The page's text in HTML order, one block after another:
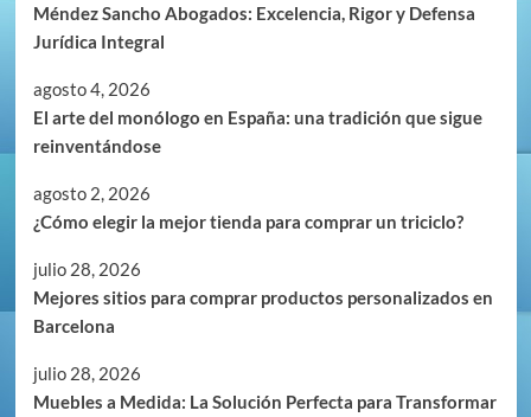
Méndez Sancho Abogados: Excelencia, Rigor y Defensa
Jurídica Integral
agosto 4, 2026
El arte del monólogo en España: una tradición que sigue
reinventándose
agosto 2, 2026
¿Cómo elegir la mejor tienda para comprar un triciclo?
julio 28, 2026
Mejores sitios para comprar productos personalizados en
Barcelona
julio 28, 2026
Muebles a Medida: La Solución Perfecta para Transformar